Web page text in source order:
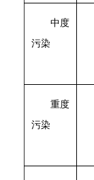
中度
污染
重度
污染